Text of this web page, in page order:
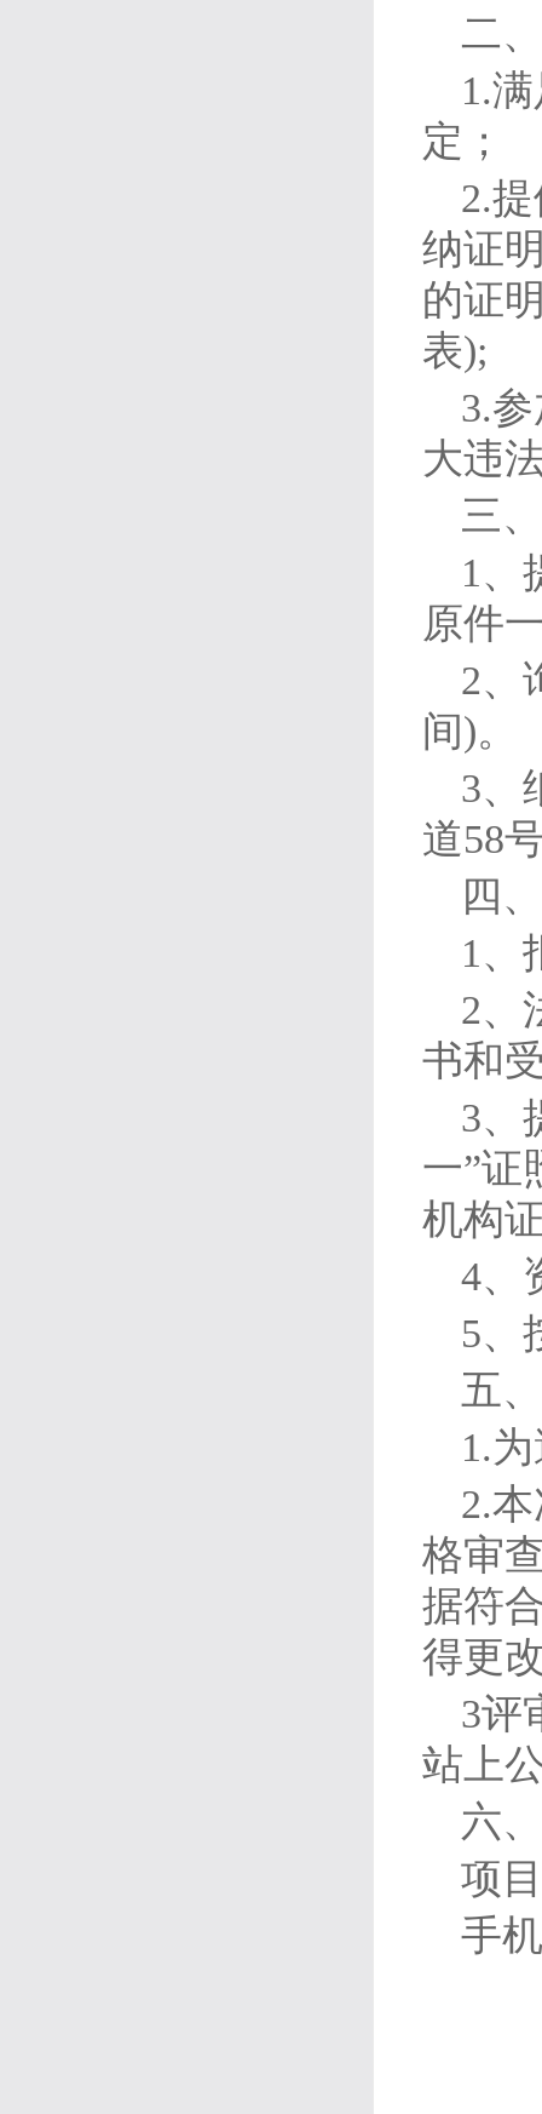
二
1.
定；
2.
纳证
的证
表);
3.
大违
三
1、
原件
2、
间)。
3、
道58
四
1、
2、
书和
3、
一”证
机构
4、
5、
五
1.
2.
格审
据符
得更
3评
站上
六
项
手